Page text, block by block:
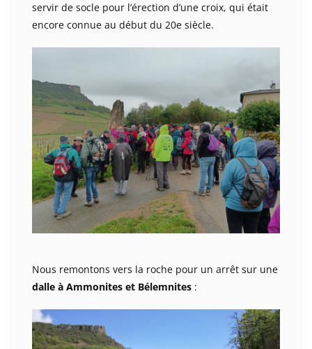
servir de socle pour l’érection d’une croix, qui était
encore connue au début du 20e siècle.
Nous remontons vers la roche pour un arrêt sur une
dalle à Ammonites et Bélemnites :